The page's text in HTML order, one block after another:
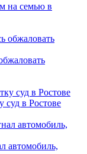
на семью в
суд в Ростове
автомобиль,